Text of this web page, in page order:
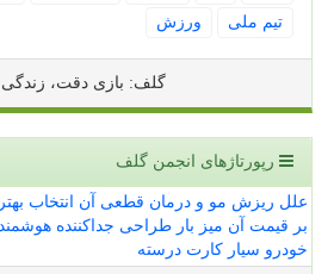
تیم ملی
ورزش
گلف: بازی دقت،
رپورتاژهای انجمن گلف
علل ریزش مو و درمان قطعی آن
انتخاب
بر قیمت آن میز بار طراحی جداکننده
خودرو سیار کارت درسته